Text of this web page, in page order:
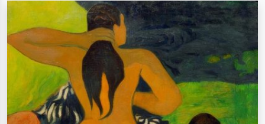
Recherchez par artiste, titre ou style –
ex. Monet, Nuit étoilée,
impressionnisme, vague de Hokusai,
nu.
Décrivez la scène – ex. prairie verte,
abstrait avec beaucoup de rouge,
tableau sombre, nu debout près d'un
arbre.